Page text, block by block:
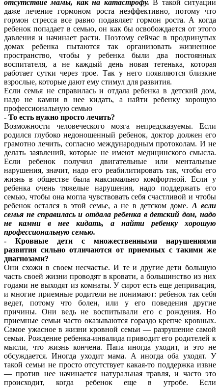
отсутствие мамы, как на катастрофу. В такой ситуации
даже лечение гормоном роста неэффективно, потому что
гормон стресса все равно подавляет гормон роста. А когда
ребенок попадает в семью, он как бы освобождается от этого
давления и начинает расти. Поэтому сейчас в продвинутых
домах ребенка пытаются так организовать жизненное
пространство, чтобы у ребенка были два постоянных
воспитателя, а не каждый день новая тетенька, которая
работает сутки через трое. Так у него появляются близкие
взрослые, которые дают ему стимул для развития.
Если семья не справилась и отдала ребенка в детский дом,
надо не камни в нее кидать, а найти ребенку хорошую
профессиональную семью
- То есть нужно просто лечить?
Возможности человеческого мозга непредсказуемы. Если
родился глубоко недоношенный ребенок, доктор должен его
грамотно лечить, согласно международным протоколам. И не
делать заявлений, которые не имеют медицинского смысла.
Если ребенок получил двигательные или ментальные
нарушения, значит, надо его реабилитировать так, чтобы его
жизнь в обществе была максимально комфортной. Если у
ребенка очень тяжелые нарушения, надо поддержать его
семью, чтобы она могла чувствовать себя счастливой и чтобы
ребенок остался в этой семье, а не в детском доме. А если
семья не справилась и отдала ребенка в детский дом, надо
не камни в нее кидать, а найти ребенку хорошую
профессиональную семью.
- Кровные дети с множественными нарушениями
развития сильно отличаются от приемных с такими же
диагнозами?
Они схожи в своем несчастье. И те и другие дети большую
часть своей жизни проводят в кровати, а большинство из них
годами не выходят из комнаты. У сирот есть еще депривация,
и многие приемные родители не понимают: ребенок так себя
ведет, потому что болен, или у его поведения другие
причины. Они ведь не воспитывали его с рождения. Но
приемные семьи часто оказываются гораздо крепче кровных.
Самое ужасное в жизни кровной семьи — разрушение самой
семьи. Рождение ребенка-инвалида приводит его родителей к
мысли, что жизнь кончена. Папа иногда уходит, и это не
обсуждается. Иногда уходит мама. А иногда оба уходят. У
такой семьи не просто отсутствует какая-то поддержка извне
— против нее начинается натуральная травля, и часто это
происходит, когда ребенок еще в утробе. Если